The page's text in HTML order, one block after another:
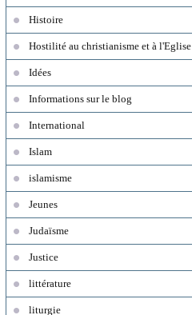
Histoire
Hostilité au christianisme et à l'Eglise
Idées
Informations sur le blog
International
Islam
islamisme
Jeunes
Judaïsme
Justice
littérature
liturgie